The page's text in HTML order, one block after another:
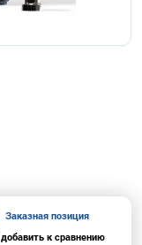
Заказная позиция
добавить к сравнению